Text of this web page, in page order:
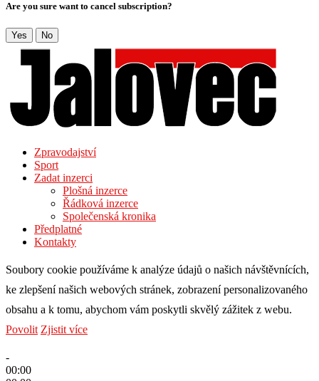
Are you sure want to cancel subscription?
Yes No
Zpravodajství
Sport
Zadat inzerci
Plošná inzerce
Řádková inzerce
Společenská kronika
Předplatné
Kontakty
Soubory cookie používáme k analýze údajů o našich návštěvnících,
ke zlepšení našich webových stránek, zobrazení personalizovaného
obsahu a k tomu, abychom vám poskytli skvělý zážitek z webu.
Povolit Zjistit více
-
00:00